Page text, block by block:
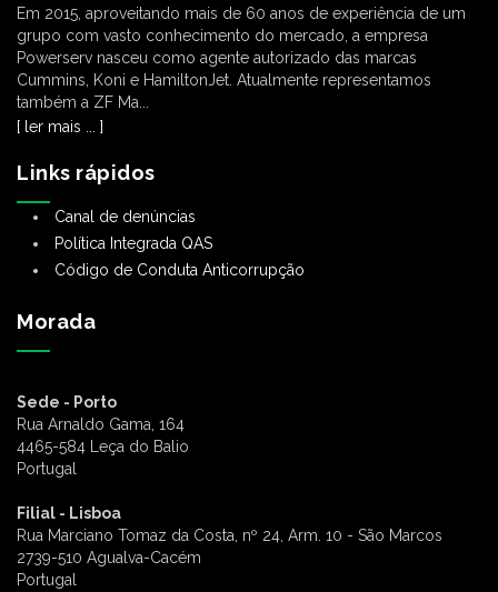
Em 2015, aproveitando mais de 60 anos de experiência de um
grupo com vasto conhecimento do mercado, a empresa
Powerserv nasceu como agente autorizado das marcas
Cummins, Koni e HamiltonJet. Atualmente representamos
também a ZF Ma...
[ ler mais ... ]
Links rápidos
Canal de denúncias
Política Integrada QAS
Código de Conduta Anticorrupção
Morada
Sede - Porto
Rua Arnaldo Gama, 164
4465-584 Leça do Balio
Portugal
Filial - Lisboa
Rua Marciano Tomaz da Costa, nº 24, Arm. 10 - São Marcos
2739-510 Agualva-Cacém
Portugal